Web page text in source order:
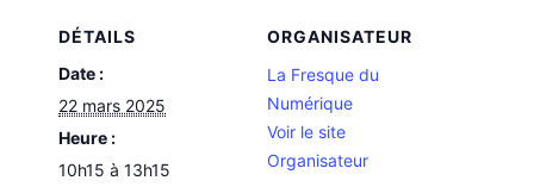
DÉTAILS
Date :
22 mars 2025
Heure :
10h15 à 13h15
ORGANISATEUR
La Fresque du
Numérique
Voir le site
Organisateur